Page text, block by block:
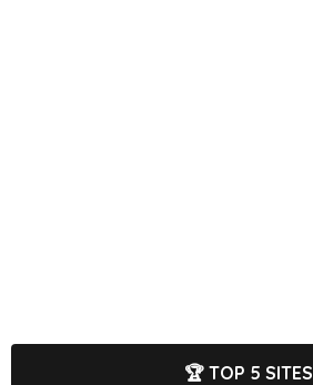
🏆 TOP 5 SITES